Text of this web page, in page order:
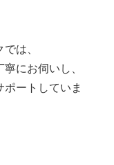
は、
にお伺いし、
ートしていま